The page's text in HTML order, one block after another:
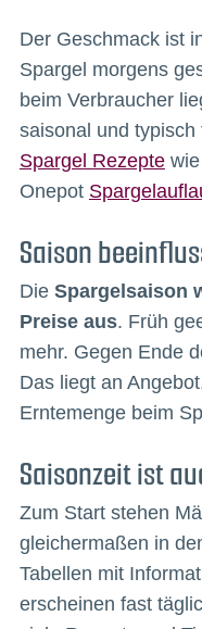
Der Geschmack ist
Spargel morgens
beim Verbraucher
saisonal und
Spargel Rezeptewie
Onepot
Saison
Die Spargelsaison
Preise aus. Früh
mehr. Gegen Ende
Das liegt an
Erntemenge beim
Saisonzeit ist
Zum Start stehen
gleichermaßen in
Tabellen mit
erscheinen fast